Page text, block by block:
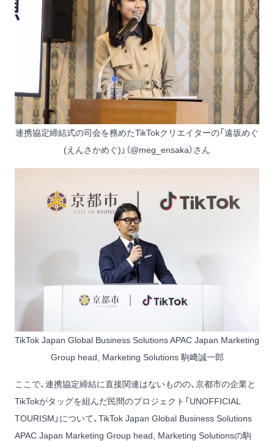
連携協定締結式の司会を務めたTikTokクリエイターの「遠坂めぐ
(えんさかめぐ)」（@meg_ensaka）さん
TikTok Japan Global Business Solutions APAC Japan Marketing
Group head, Marketing Solutions 駒﨑誠一郎
ここで、連携協定締結に直接関連はないものの、京都市の企業と
TikTokがタッグを組んだ民間のプロジェクト「UNOFFICIAL
TOURISM 」について、TikTok Japan Global Business Solutions
APAC Japan Marketing Group head, Marketing Solutionsの駒